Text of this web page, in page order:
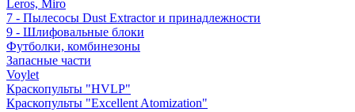
Leros, Miro
7 - Пылесосы Dust Extractor и принадлежности
9 - Шлифовальные блоки
Футболки, комбинезоны
Запасные части
Voylet
Краскопульты "HVLP"
Краскопульты "Excellent Atomization"